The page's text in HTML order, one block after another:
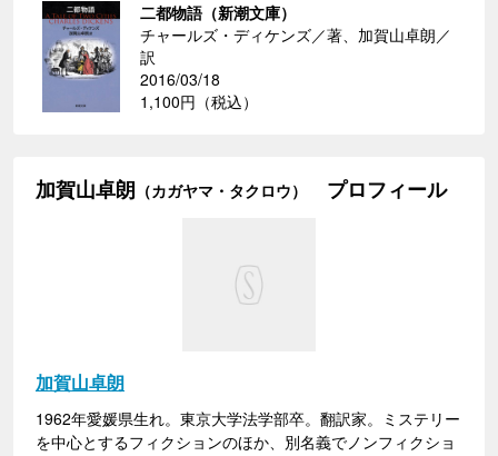
二都物語（新潮文庫）
チャールズ・ディケンズ／著、加賀山卓朗／
訳
2016/03/18
1,100円（税込）
加賀山卓朗 （カガヤマ・タクロウ） プロフィール
加賀山卓朗
1962年愛媛県生れ。東京大学法学部卒。翻訳家。ミステリー
を中心とするフィクションのほか、別名義でノンフィクショ